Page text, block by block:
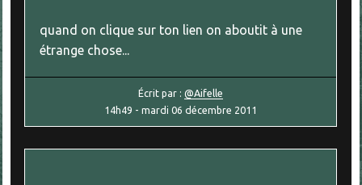
quand on clique sur ton lien on aboutit à une
étrange chose...
Écrit par :@Aifelle
14h49 -mardi 06 décembre 2011